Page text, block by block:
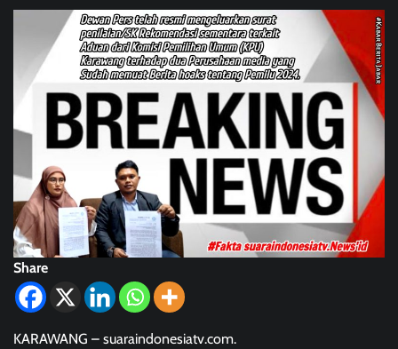
Share
KARAWANG – suaraindonesiatv.com.